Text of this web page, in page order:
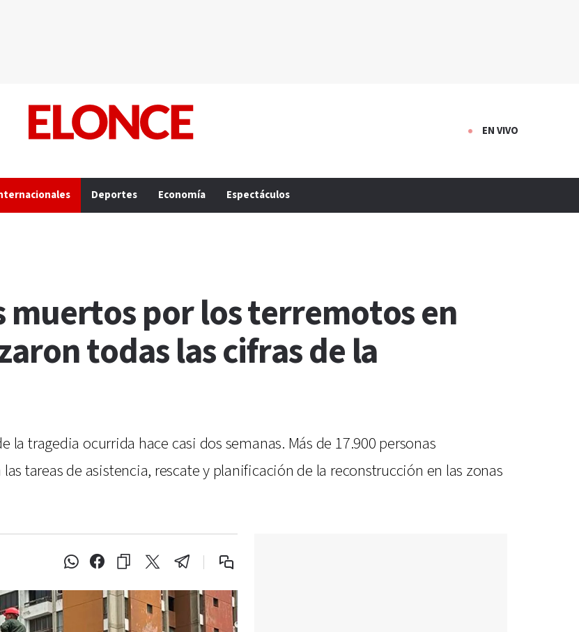
EN VIVO
Deportes Economía Espectáculos
muertos por los terremotos en
todas las cifras de la
la tragedia ocurrida hace casi dos semanas. Más de 17.900 personas
tareas de asistencia, rescate y planificación de la reconstrucción en las zonas